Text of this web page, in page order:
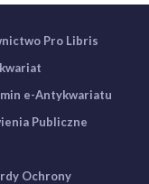
Pro Libris
e-Antykwariatu
Publiczne
Ochrony